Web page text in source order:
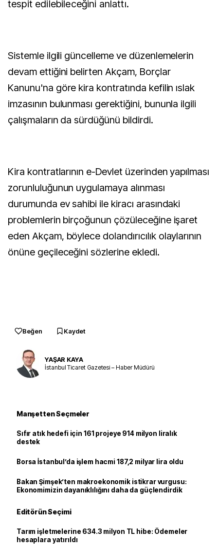
tespit edilebileceğini anlattı.
Sistemle ilgili güncelleme ve düzenlemelerin
devam ettiğini belirten Akçam, Borçlar
Kanunu'na göre kira kontratında kefilin ıslak
imzasının bulunması gerektiğini, bununla ilgili
çalışmaların da sürdüğünü bildirdi.
Kira kontratlarının e-Devlet üzerinden yapılması
zorunluluğunun uygulamaya alınması
durumunda ev sahibi ile kiracı arasındaki
problemlerin birçoğunun çözüleceğine işaret
eden Akçam, böylece dolandırıcılık olaylarının
önüne geçileceğini sözlerine ekledi.
Beğen Kaydet
YAŞAR KAYA
İstanbul Ticaret Gazetesi – Haber Müdürü
Manşetten Seçmeler
Sıfır atık hedefi için 161 projeye 914 milyon liralık
destek
Borsa İstanbul’da işlem hacmi 187,2 milyar lira oldu
Bakan Şimşek’ten makroekonomik istikrar vurgusu:
Ekonomimizin dayanıklılığını daha da güçlendirdik
Editörün Seçimi
Tarım işletmelerine 634.3 milyon TL hibe: Ödemeler
hesaplara yatırıldı